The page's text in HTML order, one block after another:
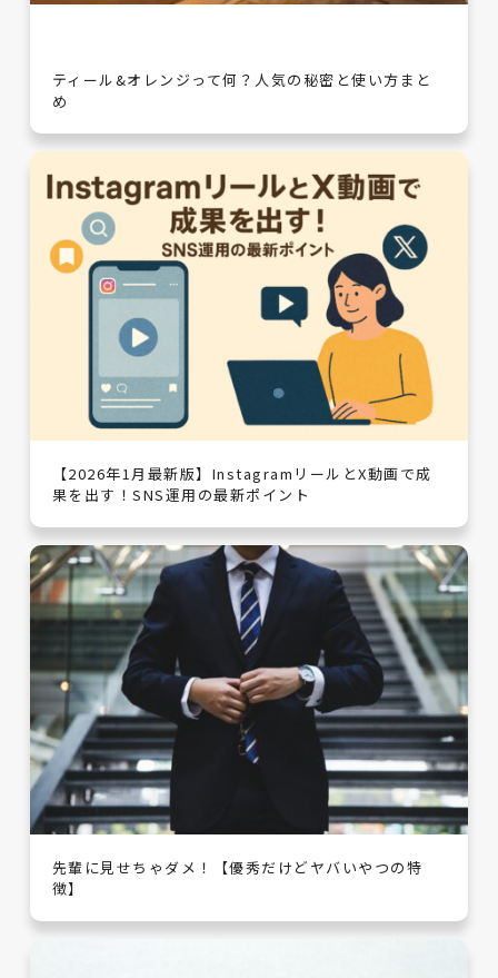
ティール&オレンジって何？人気の秘密と使い方まと
め
【2026年1月最新版】InstagramリールとX動画で成
果を出す！SNS運用の最新ポイント
先輩に見せちゃダメ！【優秀だけどヤバいやつの特
徴】